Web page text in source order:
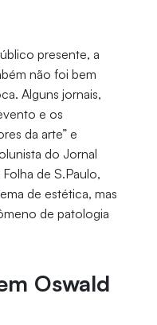
presente, a
não foi bem
Alguns jornais,
e os
da arte” e
do Jornal
de S.Paulo,
de estética, mas
de patologia
Oswald